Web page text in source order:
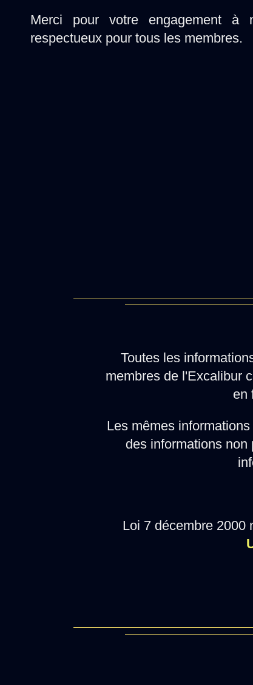
Merci pour votre engagement à
respectueux pour tous les membres.
Toutes les
membres de l'Excalibur
en
Les mêmes
des informations
Loi 7 décembre 2000